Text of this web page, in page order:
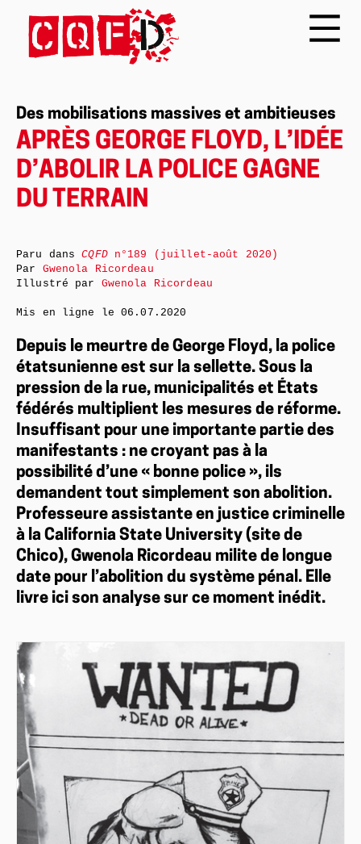
Des mobilisations massives et ambitieuses
APRÈS GEORGE FLOYD, L’IDÉE
D’ABOLIR LA POLICE GAGNE
DU TERRAIN
Depuis le meurtre de George Floyd, la police
étatsunienne est sur la sellette. Sous la
pression de la rue, municipalités et États
fédérés multiplient les mesures de réforme.
Insuffisant pour une importante partie des
manifestants : ne croyant pas à la
possibilité d’une « bonne police », ils
demandent tout simplement son abolition.
Professeure assistante en justice criminelle
à la California State University (site de
Chico), Gwenola Ricordeau milite de longue
date pour l’abolition du système pénal. Elle
livre ici son analyse sur ce moment inédit.
Paru dansCQFDn°189 (juillet-août 2020)
Par Gwenola Ricordeau
Illustré par Gwenola Ricordeau
Mis en ligne le06.07.2020